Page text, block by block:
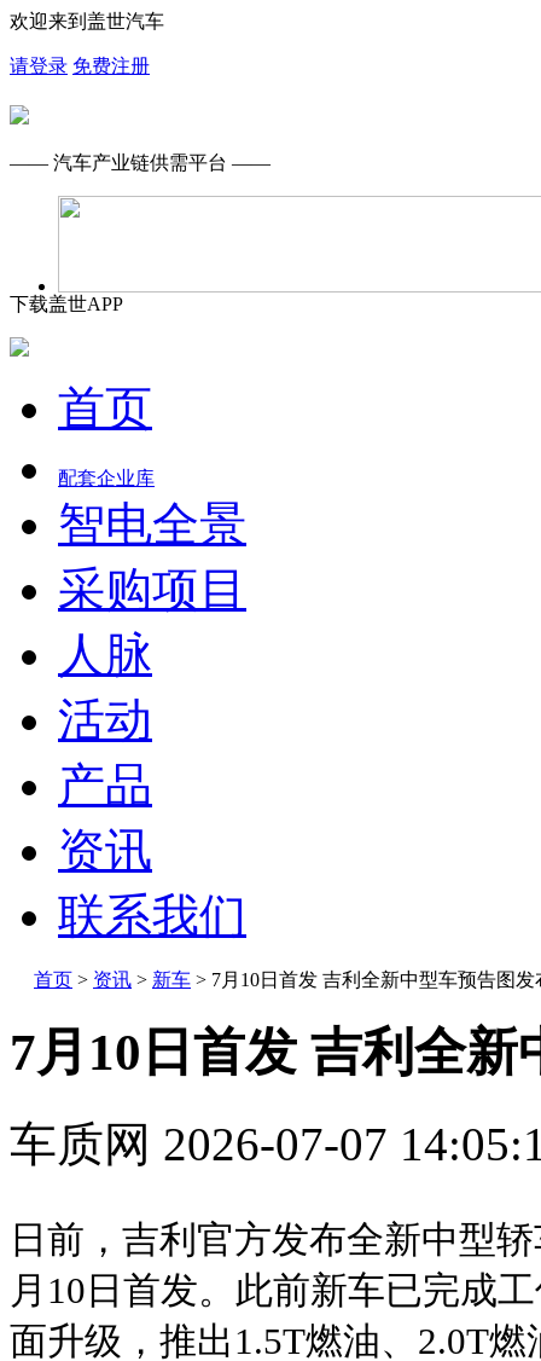
欢迎来到盖世汽车
请登录 免费注册
—— 汽车产业链供需平台 ——
下载盖世APP
首页
配套企业库
智电全景
采购项目
人脉
活动
产品
资讯
联系我们
首页 > 资讯 > 新车 > 7月10日首发 吉利全新中型车预告图发
7月10日首发 吉利全
车质网 2026-07-07
日前，吉利官方发布全新中型
月10日首发。此前新车已完成
面升级，推出1.5T燃油、2.0T